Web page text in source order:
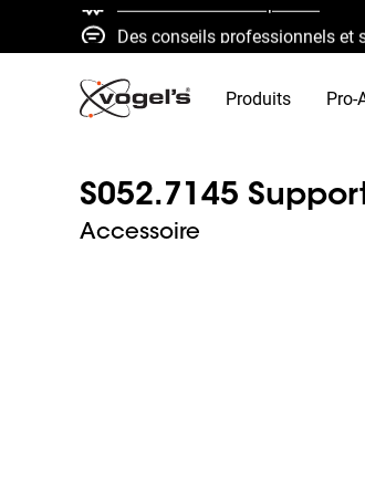
Des conseils professionnels et
Devis et livraison rapides
Qualité élevée garantie
Produits Pro-
S052.7145
Accessoire